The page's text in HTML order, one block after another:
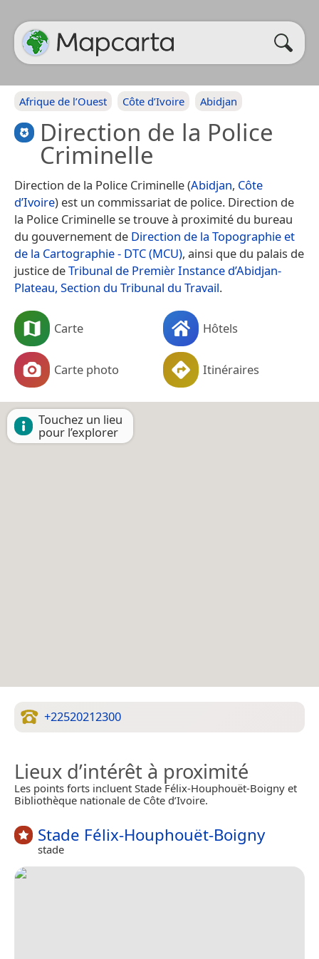
Afrique de l’Ouest Côte d’Ivoire Abidjan
Direction de la Police
Criminelle
Direction de la Police Criminelle (Abidjan, Côte
d’Ivoire) est un commissariat de police. Direction de
la Police Criminelle se trouve à proximité du bureau
du gouvernement de Direction de la Topographie et
de la Cartographie - DTC (MCU), ainsi que du palais de
justice deTribunal de Premièr Instance d’Abidjan-
Plateau, Section du Tribunal du Travail.
Carte Hôtels
Carte photo Itinéraires
Touchez un lieu
pour l’explorer
+22520212300
Lieux d’intérêt à proximité
Les points forts incluent Stade Félix-Houphouët-Boigny et
Bibliothèque nationale de Côte d’Ivoire.
Stade Félix-Houphouët-Boigny
stade